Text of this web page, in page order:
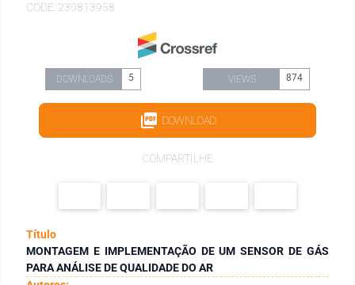
CODE: 230813958
DOWNLOADS 5 VIEWS 874
DOWNLOAD
COMPARTILHE
Título
MONTAGEM E IMPLEMENTAÇÃO DE UM SENSOR DE GÁS
PARA ANÁLISE DE QUALIDADE DO AR